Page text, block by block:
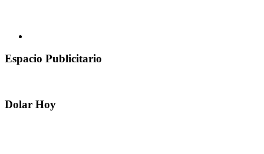
Espacio Publicitario
Dolar Hoy